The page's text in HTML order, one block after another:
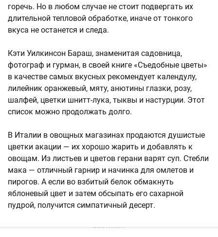
горечь. Но в любом случае не стоит подвергать их
длительной тепловой обработке, иначе от тонкого
вкуса не останется и следа.
Кэти Уилкинсон Бараш, знаменитая садовница,
фотограф и гурман, в своей книге «Съедобные цветы»
в качестве самых вкусных рекомендует календулу,
лилейник оранжевый, мяту, анютины глазки, розу,
шалфей, цветки шнитт-лука, тыквы и настурции. Этот
список можно продолжать долго.
В Италии в овощных магазинах продаются душистые
цветки акации — их хорошо жарить и добавлять к
овощам. Из листьев и цветов герани варят суп. Стебли
мака — отличный гарнир и начинка для омлетов и
пирогов. А если во взбитый белок обмакнуть
яблоневый цвет и затем обсыпать его сахарной
пудрой, получится симпатичный десерт.